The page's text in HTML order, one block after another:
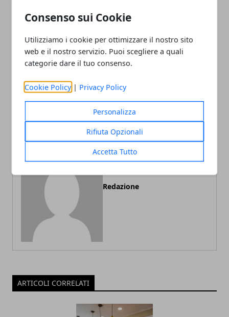
Consenso sui Cookie
Utilizziamo i cookie per ottimizzare il nostro sito
web e il nostro servizio. Puoi scegliere a quali
categorie dare il tuo consenso.
Cookie Policy | Privacy Policy
Personalizza
Rifiuta Opzionali
Accetta Tutto
Articolo Precedente
Lamatura parquet: cos’è,
come funziona, costi
fuori casa?
Redazione
ARTICOLI CORRELATI